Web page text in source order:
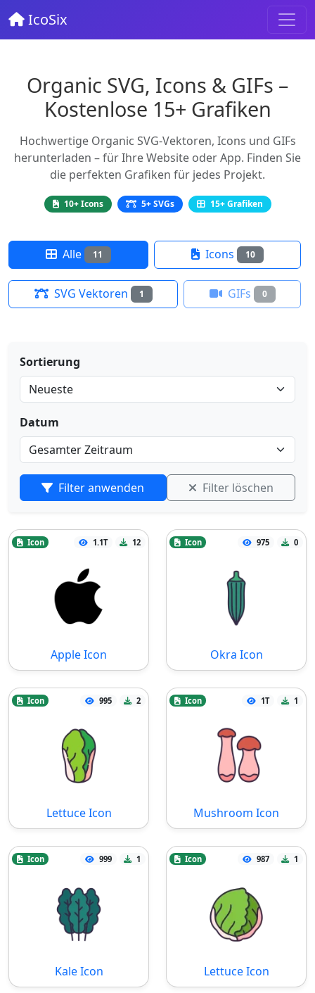
IcoSix
Organic SVG, Icons & GIFs –
Kostenlose 15+ Grafiken
Hochwertige Organic SVG-Vektoren, Icons und GIFs
herunterladen – für Ihre Website oder App. Finden Sie
die perfekten Grafiken für jedes Projekt.
10+ Icons 5+ SVGs 15+ Grafiken
Alle 11 Icons 10
SVG Vektoren 1 GIFs 0
Sortierung
Datum
Filter anwenden Filter löschen
Icon 1.1T 12
Apple Icon
Icon 975 0
Okra Icon
Icon 995 2
Lettuce Icon
Icon 1T 1
Mushroom Icon
Icon 999 1
Kale Icon
Icon 987 1
Lettuce Icon